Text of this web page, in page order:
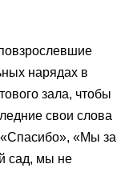
нарядах в
зала, чтобы
свои слова
«Спасибо», «Мы за
сад, мы не